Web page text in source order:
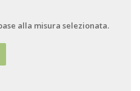
alla misura selezionata.